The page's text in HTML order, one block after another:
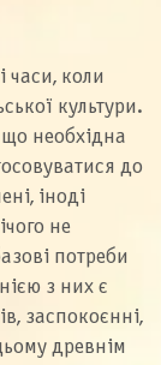
часи, коли
культури.
необхідна
до
іноді
не
потреби
з них є
заспокоєнні,
древнім